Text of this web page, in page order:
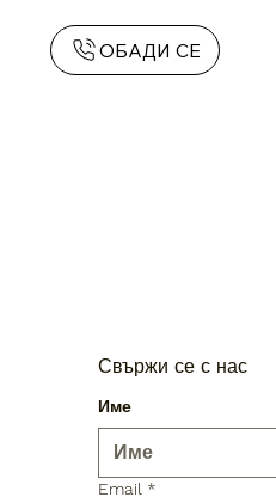
ОБАДИ СЕ
Свържи се с нас
Име
Email *